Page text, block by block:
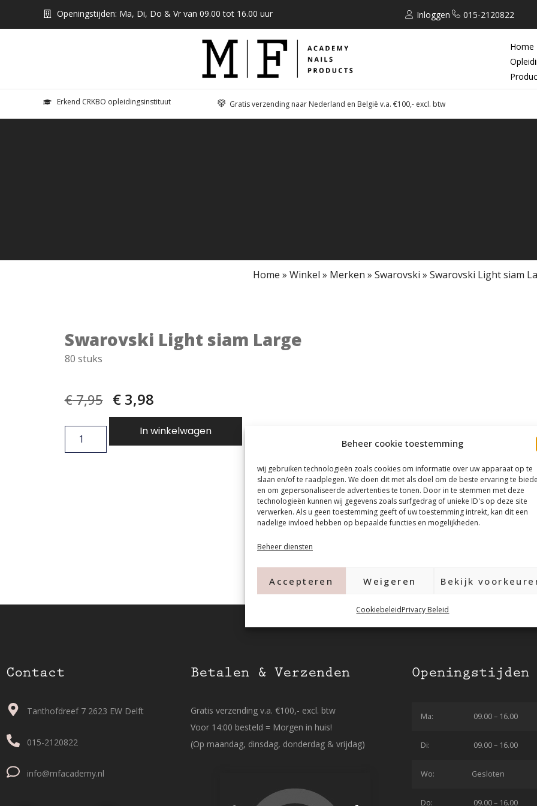
Beheer cookie toestemming
wij gebruiken technologieën zoals cookies om informatie over uw apparaat op te
slaan en/of te raadplegen. We doen dit met als doel om de beste ervaring te
en om gepersonaliseerde advertenties te tonen. Door in te stemmen met deze
technologieën kunnen wij gegevens zoals surfgedrag of unieke ID's op deze site
verwerken. Als u geen toestemming geeft of uw toestemming intrekt, kan dit een
nadelige invloed hebben op bepaalde functies en mogelijkheden.
Beheer diensten
Accepteren Weigeren Bekijk
CookiebeleidPrivacy Beleid
Openingstijden: Ma, Di, Do & Vr van 09.00 tot 16.00 uur Inloggen 015-2120822
Home
Erkend CRKBO opleidingsinstituut Gratis verzending naar Nederland en België v.a. €100,- excl. btw
Home » Winkel » Merken » Swarovski » Swarovski Light siam
Swarovski Light siam Large
80 stuks
€7,95 €3,98
In winkelwagen
Contact
Tanthofdreef 7 2623 EW Delft
015-2120822
info@mfacademy.nl
Betalen & Verzenden
Gratis verzending v.a. €100,- excl. btw
Voor 14:00 besteld = Morgen in huis!
(Op maandag, dinsdag, donderdag & vrijdag)
Openingstijden
Ma: 09.00 – 16.00
Di: 09.00 – 16.00
Wo: Gesloten
Do: 09.00 – 16.00